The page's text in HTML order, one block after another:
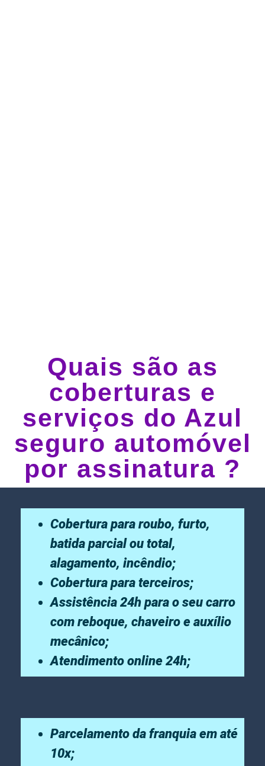
Quais são as
coberturas e
serviços do Azul
seguro automóvel
por assinatura ?
Cobertura para roubo, furto,
batida parcial ou total,
alagamento, incêndio;
Cobertura para terceiros;
Assistência 24h para o seu carro
com reboque, chaveiro e auxílio
mecânico;
Atendimento online 24h;
Parcelamento da franquia em até
10x;